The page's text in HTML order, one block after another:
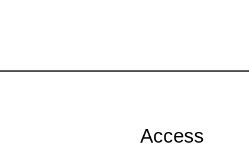
Access